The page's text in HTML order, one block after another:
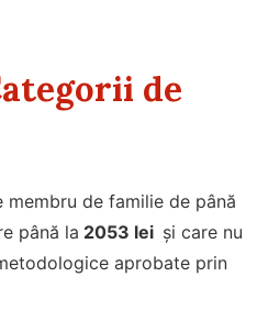
de
de familie de până
până la 2053 lei și care nu
aprobate prin